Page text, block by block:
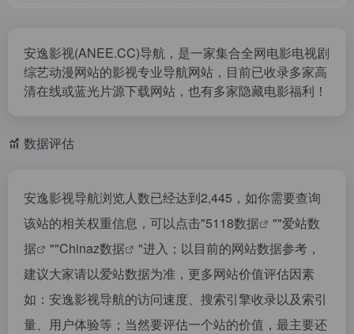
安逸影视(ANEE.CC)导航，是一家集合全网电影电视剧
综艺动漫网站的影视专业导航网站，目前已收录多家高
清在线或蓝光片源下载网站，也有多家隐藏电影福利！
数据评估
安逸影视导航浏览人数已经达到2,445，如你需要查询
该站的相关权重信息，可以点击"5118数据 ""爱站数
据
""Chinaz数据
"进入；以目前的网站数据参考，
建议大家请以爱站数据为准，更多网站价值评估因素
如：安逸影视导航的访问速度、搜索引擎收录以及索引
量、用户体验等；当然要评估一个站的价值，最主要还